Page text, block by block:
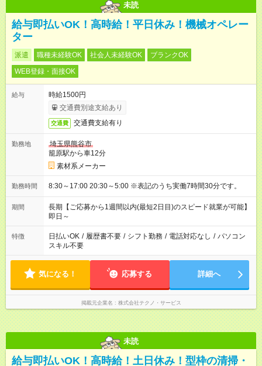
未読
給与即払いOK！高時給！平日休み！機械オペレー
ター
派遣 職種未経験OK 社会人未経験OK
ブランクOK
WEB登録・面接OK
給与
時給1500円
交通費別途支給あり
交通費 交通費支給有り
勤務地
埼玉県熊谷市
籠原駅から車12分
素材系メーカー
勤務時間 8:30～17:00 20:30～5:00 ※表記のうち実働7時間30分です。
期間
長期【ご応募から1週間以内(最短2日目)のスピード就業が可能】
即日～
特徴 日払いOK / 履歴書不要 / シフト勤務 / 電話対応なし / パソコン
スキル不要
気になる！ 応募する 詳細へ
掲載元企業名 株式会社テクノ・サービス
未読
給与即払いOK！高時給！土日休み！型枠の清掃・